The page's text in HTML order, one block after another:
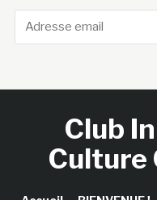
Club
Culture